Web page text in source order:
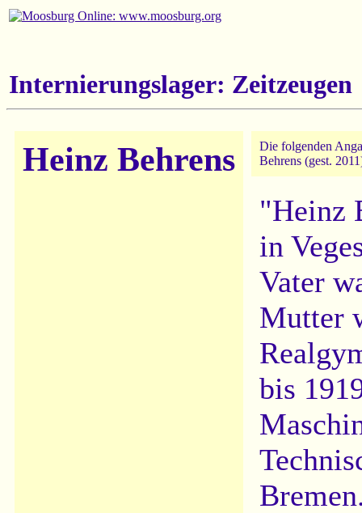
Internierungslager: Zeitzeugen
Heinz Behrens
Die folgenden
Behrens (gest.
"Heinz
in
Vater
Mutter
bis